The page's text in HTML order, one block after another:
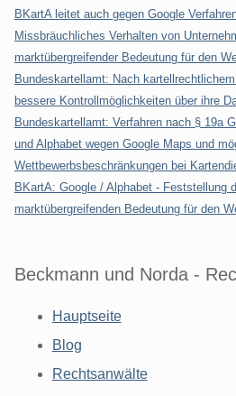
BKartA leitet auch gegen Google
Missbräuchliches Verhalten von
marktübergreifender Bedeutung für den
Bundeskartellamt: Nach
bessere Kontrollmöglichkeiten über ihre
Bundeskartellamt: Verfahren nach § 19a
und Alphabet wegen Google Maps und
Wettbewerbsbeschränkungen bei
BKartA: Google / Alphabet - Feststellung
marktübergreifenden Bedeutung für den
Beckmann und Norda -
Hauptseite
Blog
Rechtsanwälte